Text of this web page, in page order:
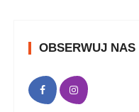
OBSERWUJ NAS